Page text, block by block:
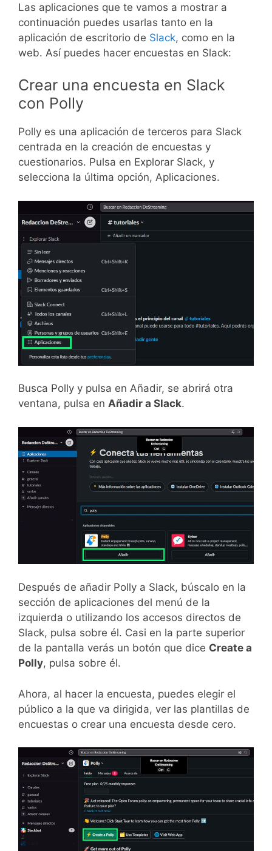
Las aplicaciones que te vamos a mostrar a
continuación puedes usarlas tanto en la
aplicación de escritorio de Slack, como en la
web. Así puedes hacer encuestas en Slack:
Crear una encuesta en Slack
con Polly
Polly es una aplicación de terceros para Slack
centrada en la creación de encuestas y
cuestionarios. Pulsa en Explorar Slack, y
selecciona la última opción, Aplicaciones.
Busca Polly y pulsa en Añadir, se abrirá otra
ventana, pulsa en Añadir a Slack.
Después de añadir Polly a Slack, búscalo en la
sección de aplicaciones del menú de la
izquierda o utilizando los accesos directos de
Slack, pulsa sobre él. Casi en la parte superior
de la pantalla verás un botón que dice Create a
Polly, pulsa sobre él.
Ahora, al hacer la encuesta, puedes elegir el
público a la que va dirigida, ver las plantillas de
encuestas o crear una encuesta desde cero.